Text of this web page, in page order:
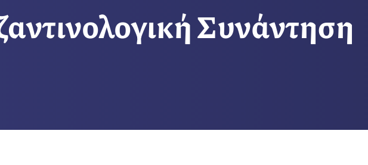
Συνάντηση